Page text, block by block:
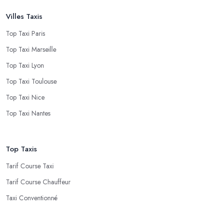
Villes Taxis
Top Taxi Paris
Top Taxi Marseille
Top Taxi Lyon
Top Taxi Toulouse
Top Taxi Nice
Top Taxi Nantes
Top Taxis
Tarif Course Taxi
Tarif Course Chauffeur
Taxi Conventionné